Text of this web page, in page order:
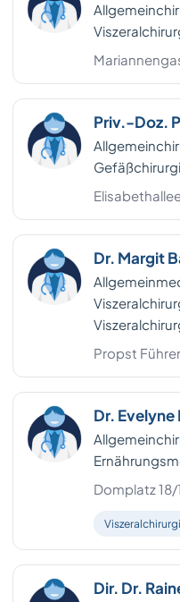
Priv.-Doz.
Dr. Margit
Propst
Dr.
Domplatz
Dir. Dr.